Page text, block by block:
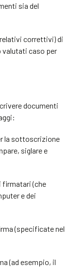
sia del
correttivi) di
valutati caso per
documenti
la sottoscrizione
siglare e
firmatari (che
e dei
(specificate nel
(ad esempio, il